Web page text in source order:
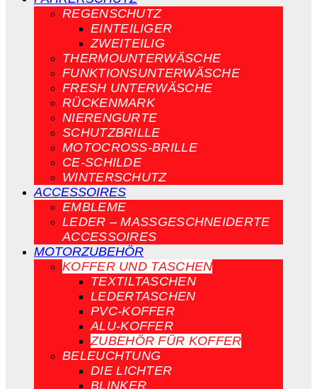
REGENSCHUTZ
EINTEILIGER
ZWEITEILIG
THERMOUNTERWÄSCHE
FUNKTIONSUNTERWÄSCHE
FRESH UNTERWÄSCHE
RÜCKENMARK
NIERENGURTE
SCHUTZBRILLE
MOTOCROSS-BRILLE
CE-SCHILDE
WINTERSCHUTZ
ACCESSOIRES
EMBLEME
LEDER – MASSGESCHNEIDERTE A
CCESSOIRES
MOTORZUBEHÖR
KOFFER UND TASCHEN
TEXTILTASCHEN
LEDERTASCHEN
PVC-KOFFER
ALU-KOFFER
ZUBEHÖR FÜR KOFFER
BELEUCHTUNG
DIE LICHTER
BLINKER